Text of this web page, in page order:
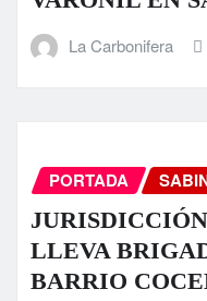
La Carbonifera
PORTADA
LLEVA
BARRIO